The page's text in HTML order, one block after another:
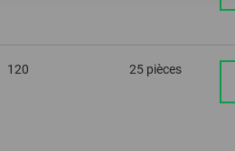
120
25 pièces